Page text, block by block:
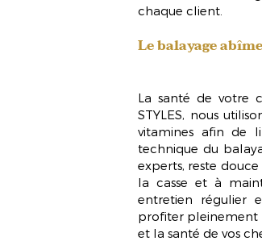
chaque client.
Le balayage
La santé de votre
STYLES, nous
vitamines afin de
technique du
experts, reste douce
la casse et à
entretien régulier
profiter pleinement
et la santé de vos